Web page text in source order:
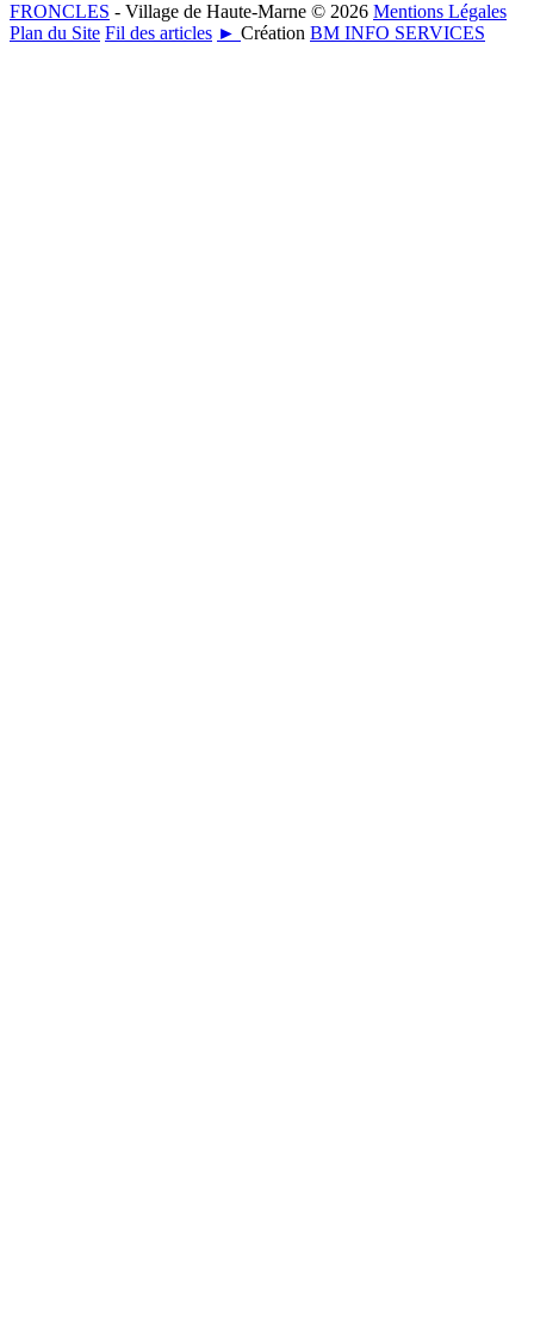
FRONCLES - Village de Haute-Marne © 2026 Mentions Légales
Plan du Site Fil des articles ► Création BM INFO SERVICES